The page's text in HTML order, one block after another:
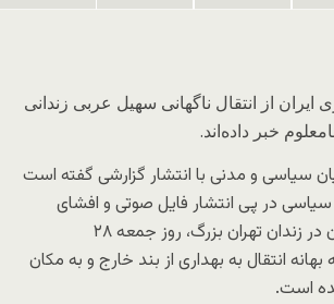
از انتقال ناگهانی سهیل عربی زندانی
خبر داده‌اند.
سیاسی و مدنی با انتشار گزارشی گفته است
در پی انتشار فایل صوتی و افشای
شرایط ناگوار زندانیان در زندان تهران بزرگ، روز جمعه ۲۸
۱۳۹۹، «به بهانه انتقال به بهداری از بند خارج و به مکان
است.